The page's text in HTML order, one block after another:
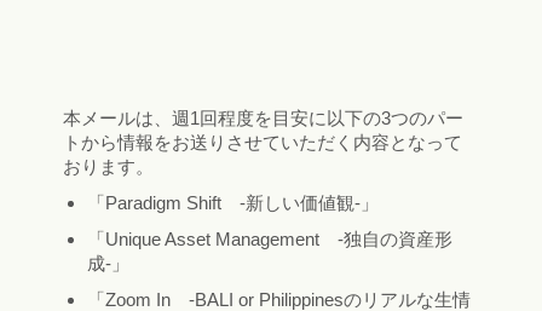
本メールは、週1回程度を目安に以下の3つのパー
トから情報をお送りさせていただく内容となって
おります。
「Paradigm Shift -新しい価値観-」
「Unique Asset Management -独自の資産形
成-」
「Zoom In -BALI or Philippinesのリアルな生情